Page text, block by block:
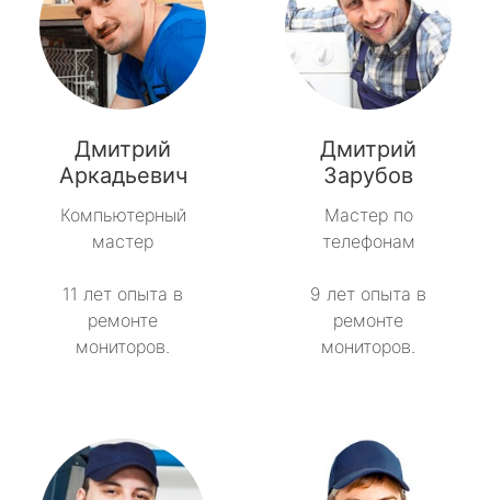
Дмитрий
Аркадьевич
Компьютерный
мастер
11 лет опыта в
ремонте
мониторов.
Дмитрий
Зарубов
Мастер по
телефонам
9 лет опыта в
ремонте
мониторов.